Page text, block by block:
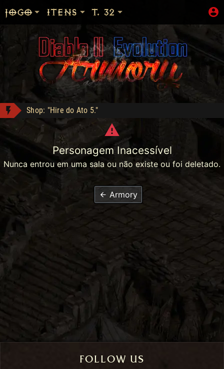
Shop: "Hire do Ato 5."
SHOP liberada!Com desconto e cashback
Reikage conquistou Level 99!
Alracif conquistou Dark Wanderer!
alecio conquistou Dark Wanderer!
Dementia - Compra: 1500
JOGO ITENS T. 32
Personagem Inacessível
Nunca entrou em uma sala ou não existe ou foi deletado.
Armory
FOLLOW US